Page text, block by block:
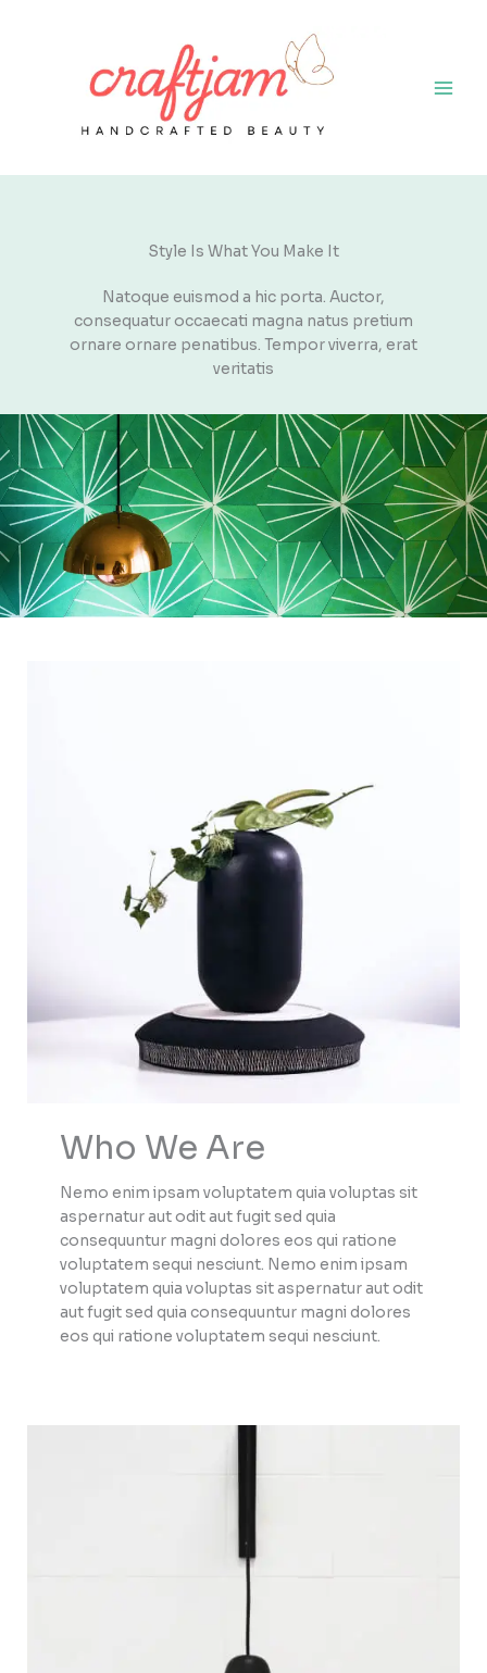
Style Is What You Make It
Natoque euismod a hic porta. Auctor,
consequatur occaecati magna natus pretium
ornare ornare penatibus. Tempor viverra, erat
veritatis
Who We Are
Nemo enim ipsam voluptatem quia voluptas sit
aspernatur aut odit aut fugit sed quia
consequuntur magni dolores eos qui ratione
voluptatem sequi nesciunt. Nemo enim ipsam
voluptatem quia voluptas sit aspernatur aut odit
aut fugit sed quia consequuntur magni dolores
eos qui ratione voluptatem sequi nesciunt.